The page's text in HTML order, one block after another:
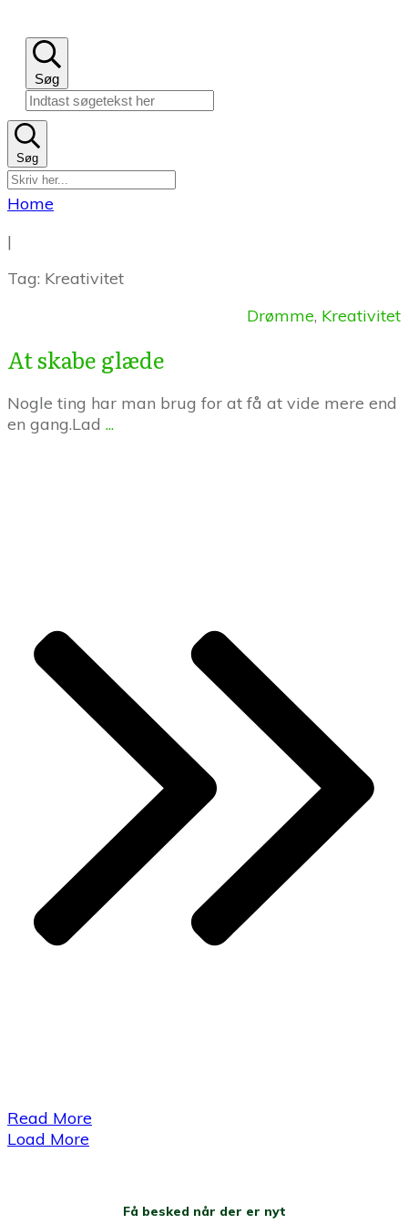
Søg
Søg
Home
|
Tag: Kreativitet
Drømme, Kreativitet
At skabe glæde
Nogle ting har man brug for at få at vide mere end
en gang.Lad ...
Read More
Load More
Få besked når der er nyt